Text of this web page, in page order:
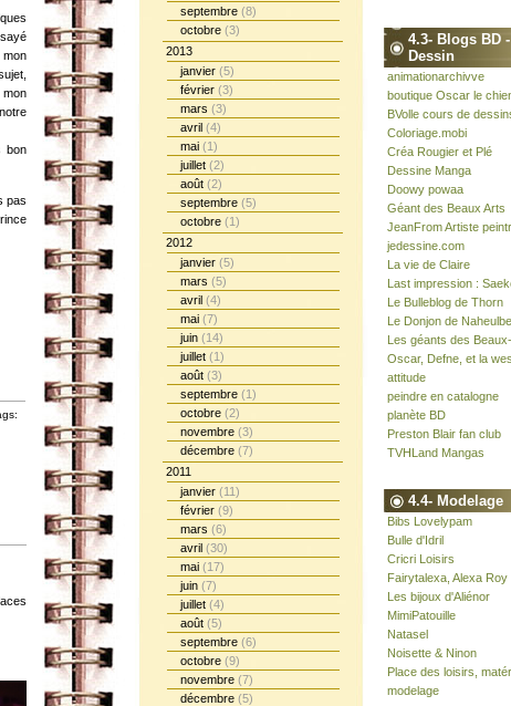
mon
bon
pas
septembre (8)
octobre (3)
2013
janvier (5)
février (3)
mars (3)
avril (4)
mai (1)
juillet (2)
août (2)
septembre (5)
octobre (1)
2012
janvier (5)
mars (5)
avril (4)
mai (7)
juin (14)
juillet (1)
août (3)
septembre (1)
octobre (2)
novembre (3)
décembre (7)
2011
janvier (11)
février (9)
mars (6)
avril (30)
mai (17)
juin (7)
juillet (4)
août (5)
septembre (6)
octobre (9)
novembre (7)
décembre (5)
4.3- Blogs BD -
Dessin
animationarchivve
boutique Oscar le
BVolle cours de
Coloriage.mobi
Créa Rougier et Plé
Dessine Manga
Doowy powaa
Géant des Beaux Arts
JeanFrom Artiste
jedessine.com
La vie de Claire
Last impression :
Le Bulleblog de Thorn
Le Donjon de
Les géants des
Oscar, Defne, et la
attitude
peindre en catalogne
planète BD
Preston Blair fan club
TVHLand Mangas
4.4- Modelage
Bibs Lovelypam
Bulle d'Idril
Cricri Loisirs
Fairytalexa, Alexa Roy
Les bijoux d'Aliénor
MimiPatouille
Natasel
Noisette & Ninon
Place des loisirs,
modelage